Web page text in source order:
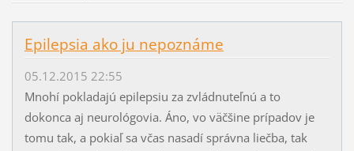
Epilepsia ako ju nepoznáme
05.12.2015 22:55
Mnohí pokladajú epilepsiu za zvládnuteľnú a to
dokonca aj neurológovia. Áno, vo väčšine prípadov je
tomu tak, a pokiaľ sa včas nasadí správna liečba, tak